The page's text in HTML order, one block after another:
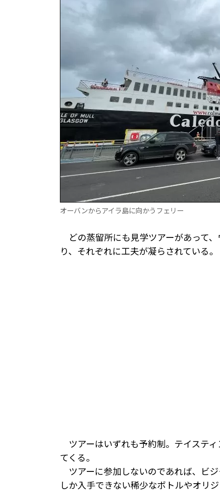
オーバンからアイラ島に向かうフェリー
どの蒸留所にも見学ツアーがあって
り、それぞれに工夫が凝らされている。
ツアーはいずれも予約制。テイステ
てくる。
ツアーに参加しないのであれば、ビ
しか入手できない稀少なボトルやオリ